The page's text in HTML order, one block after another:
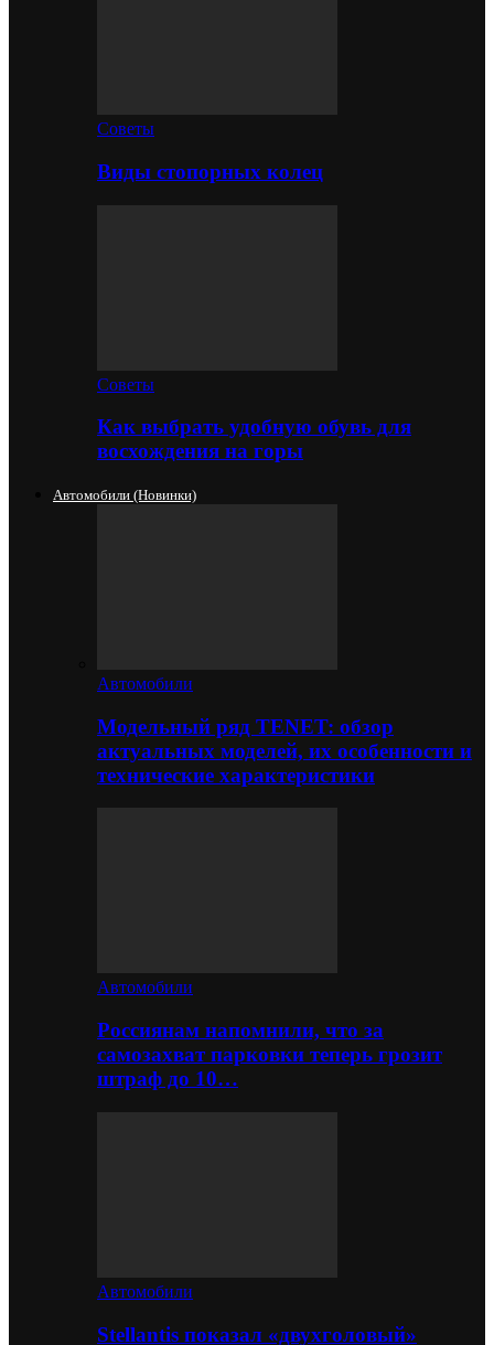
Советы
Виды стопорных колец
Советы
Как выбрать удобную обувь для
восхождения на горы
Автомобили (новинки)
Автомобили
Модельный ряд TENET: обзор
актуальных моделей, их особенности и
технические характеристики
Автомобили
Россиянам напомнили, что за
самозахват парковки теперь грозит
штраф до 10…
Автомобили
Stellantis показал «двухголовый»